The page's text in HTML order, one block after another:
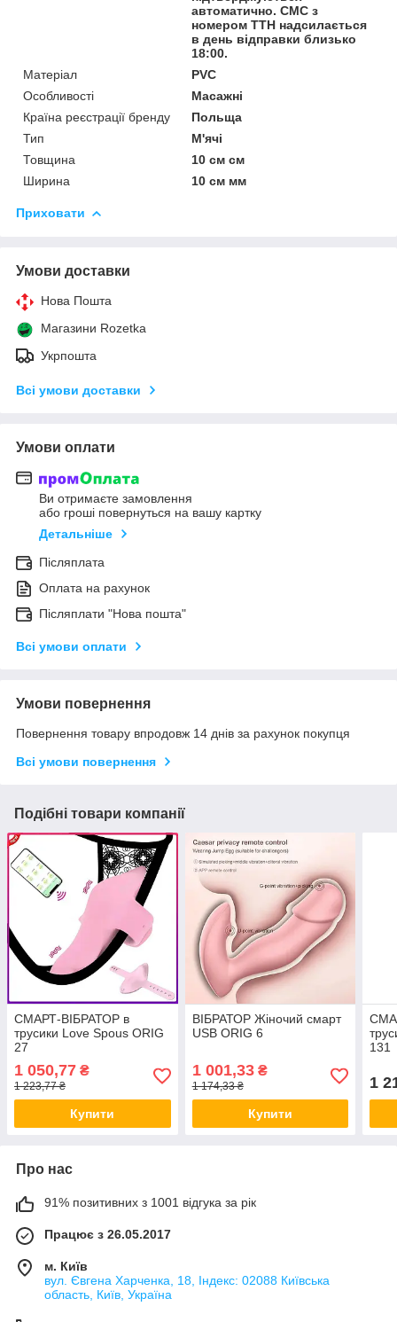
автоматично. СМС з
номером ТТН надсилається
в день відправки близько
18:00.
Матеріал
PVC
Особливості
Масажні
Країна реєстрації бренду
Польща
Тип
М'ячі
Товщина
10 см см
Ширина
10 см мм
Приховати
Умови доставки
Нова Пошта
Магазини Rozetka
Укрпошта
Всі умови доставки
Умови оплати
Ви отримаєте замовлення
або гроші повернуться на вашу картку
Детальніше
Післяплата
Оплата на рахунок
Післяплати "Нова пошта"
Всі умови оплати
Умови повернення
Повернення товару впродовж 14 днів за рахунок покупця
Всі умови повернення
Подібні товари компанії
СМАРТ-ВІБРАТОР в
трусики Love Spous ORIG
27
1 050,77 ₴
1 223,77 ₴
Купити
ВІБРАТОР Жіночий смарт
USB ORIG 6
1 001,33₴
1 174,33 ₴
Купити
131
1
Про нас
91% позитивних з 1001 відгука за рік
Працює з 26.05.2017
м. Київ
вул. Євгена Харченка, 18, Індекс: 02088 Київська
область, Київ, Україна